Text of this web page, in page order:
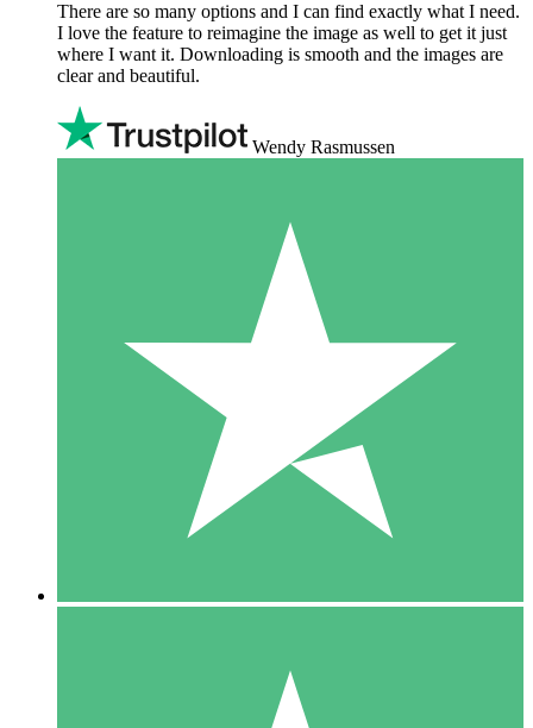
There are so many options and I can find exactly what I need.
I love the feature to reimagine the image as well to get it just
where I want it. Downloading is smooth and the images are
clear and beautiful.
Wendy Rasmussen